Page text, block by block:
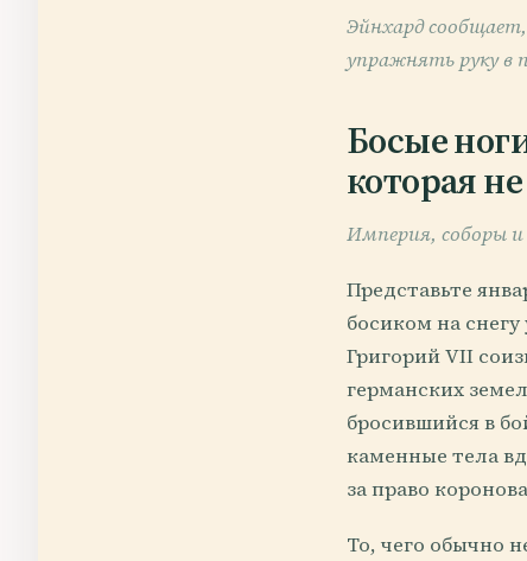
Эйнхард
упражнять руку в
Босые
которая
Империя, соборы и
Представьте
босиком на
Григорий VII
германских
бросившийся в
каменные тела
за право
То, чего обычно